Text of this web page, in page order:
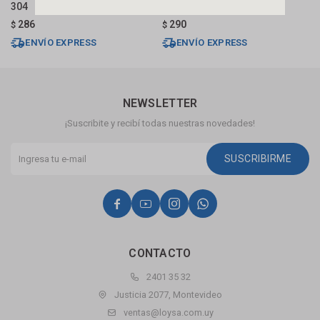
304
$ 286
ENVÍO EXPRESS
$ 290
ENVÍO EXPRESS
CONTACTO
2401 35 32
Justicia 2077, Montevideo
ventas@loysa.com.uy
NEWSLETTER
¡Suscribite y recibí todas nuestras novedades!
SUSCRIBIRME
   